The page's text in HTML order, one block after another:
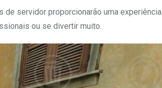
servidor proporcionarão uma experiência
ou se divertir muito.